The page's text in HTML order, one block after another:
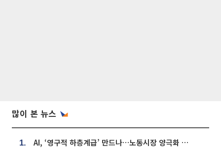
많이 본 뉴스
1. AI, ‘영구적 하층계급’ 만드나…노동시장 양극화 경고